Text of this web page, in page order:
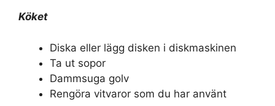
Köket
Diska eller lägg disken i diskmaskinen
Ta ut sopor
Dammsuga golv
Rengöra vitvaror som du har använt